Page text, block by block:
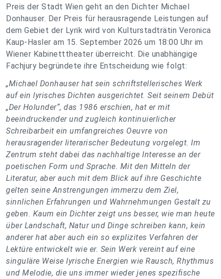
Preis der Stadt Wien geht an den Dichter Michael
Donhauser. Der Preis für herausragende Leistungen auf
dem Gebiet der Lyrik wird von Kulturstadträtin Veronica
Kaup-Hasler am 15. September 2026 um 18:00 Uhr im
Wiener Kabinetttheater überreicht. Die unabhängige
Fachjury begründete ihre Entscheidung wie folgt:
„Michael Donhauser hat sein schriftstellerisches Werk
auf ein lyrisches Dichten ausgerichtet. Seit seinem Debüt
„Der Holunder“, das 1986 erschien, hat er mit
beeindruckender und zugleich kontinuierlicher
Schreibarbeit ein umfangreiches Oeuvre von
herausragender literarischer Bedeutung vorgelegt. Im
Zentrum steht dabei das nachhaltige Interesse an der
poetischen Form und Sprache. Mit den Mitteln der
Literatur, aber auch mit dem Blick auf ihre Geschichte
gelten seine Anstrengungen immerzu dem Ziel,
sinnlichen Erfahrungen und Wahrnehmungen Gestalt zu
geben. Kaum ein Dichter zeigt uns besser, wie man heute
über Landschaft, Natur und Dinge schreiben kann, kein
anderer hat aber auch ein so explizites Verfahren der
Lektüre entwickelt wie er. Sein Werk vereint auf eine
singuläre Weise lyrische Energien wie Rausch, Rhythmus
und Melodie, die uns immer wieder jenes spezifische